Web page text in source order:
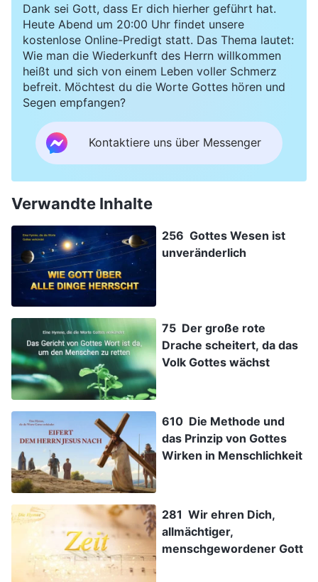
Dank sei Gott, dass Er dich hierher geführt hat.
Heute Abend um 20:00 Uhr findet unsere
kostenlose Online-Predigt statt. Das Thema lautet:
Wie man die Wiederkunft des Herrn willkommen
heißt und sich von einem Leben voller Schmerz
befreit. Möchtest du die Worte Gottes hören und
Segen empfangen?
Kontaktiere uns über Messenger
Verwandte Inhalte
256 Gottes Wesen ist
unveränderlich
75 Der große rote
Drache scheitert, da das
Volk Gottes wächst
610 Die Methode und
das Prinzip von Gottes
Wirken in Menschlichkeit
281 Wir ehren Dich,
allmächtiger,
menschgewordener Gott